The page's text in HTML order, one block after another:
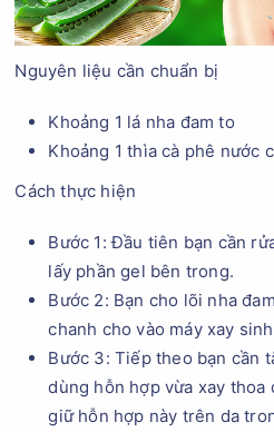
Nguyên liệu cần chuẩn bị
Khoảng 1 lá nha đam to
Khoảng 1 thìa cà phê nước
Cách thực hiện
Bước 1: Đầu tiên bạn cần
lấy phần gel bên trong.
Bước 2: Bạn cho lõi nha
chanh cho vào máy xay
Bước 3: Tiếp theo bạn cần
dùng hỗn hợp vừa xay thoa
giữ hỗn hợp này trên da